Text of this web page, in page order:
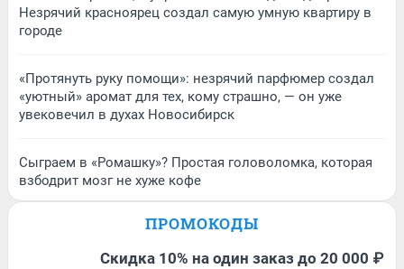
Незрячий красноярец создал самую умную квартиру в
городе
«Протянуть руку помощи»: незрячий парфюмер создал
«уютный» аромат для тех, кому страшно, — он уже
увековечил в духах Новосибирск
Сыграем в «Ромашку»? Простая головоломка, которая
взбодрит мозг не хуже кофе
ПРОМОКОДЫ
Скидка 10% на один заказ до 20 000 ₽